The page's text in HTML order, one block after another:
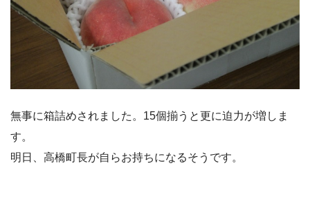
無事に箱詰めされました。15個揃うと更に迫力が増しま
す。
明日、高橋町長が自らお持ちになるそうです。